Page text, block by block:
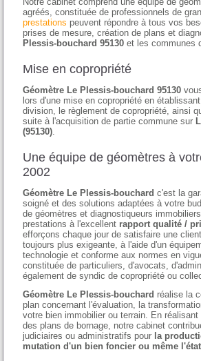
agréés, constituée de professionnels de
prestations peuvent répondre à tous vos
prises de mesure, création de plans et
Plessis-bouchard 95130 et les communes
Mise en copropriété
Géomètre Le Plessis-bouchard 95130
lors d'une mise en copropriété en
division, le règlement de copropriété, ainsi
suite à l'acquisition de partie commune sur
(95130)
Une équipe de géomètres à
2002
Géomètre Le Plessis-bouchard c'est la
soigné et des solutions adaptées à votre
de géomètres et diagnostiqueurs
prestations à l'excellent rapport qualité /
efforçons chaque jour de satisfaire une
toujours plus exigeante, à l'aide d'un
technologie et conforme aux normes en
constituée de particuliers, d'avocats,
également de syndic de copropriété ou
Géomètre Le Plessis-bouchard réalise la
plan concernant l'évaluation, la
votre bien immobilier ou terrain. En
des plans de bornage, notre cabinet
judiciaires ou administratifs pour la
mutation d'un bien foncier ou même